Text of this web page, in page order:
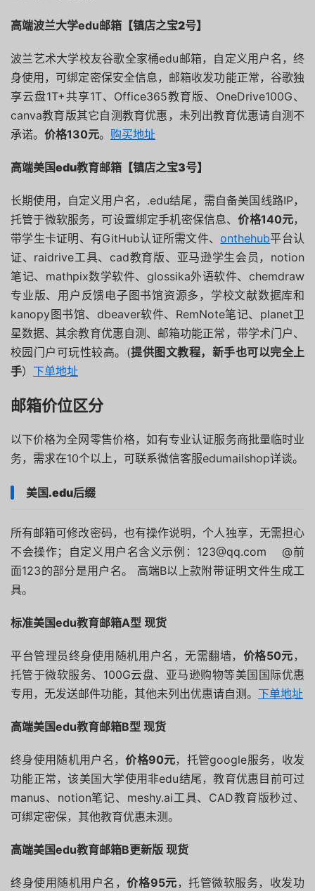
高端波兰大学edu邮箱 【镇店之宝2号】
波兰艺术大学校友谷歌全家桶edu邮箱，自定义用户名，终
身使用，可绑定密保安全信息，邮箱收发功能正常，谷歌独
享云盘1T+共享1T、Office365教育版、OneDrive100G、
canva教育版其它自测教育优惠，未列出教育优惠请自测不
承诺。 价格130元。 购买地址
高端美国edu教育邮箱 【镇店之宝3号】
长期使用，自定义用户名， .edu结尾， 需自备美国线路IP，
托管于微软服务，可设置绑定手机密保信息、价格140元，
带学生卡证明、有GitHub认证所需文件、onthehub平台认
证、raidrive工具、cad教育版、亚马逊学生会员，notion
笔记、mathpix数学软件、glossika外语软件、chemdraw
专业版、用户反馈电子图书馆资源多，学校文献数据库和
kanopy图书馆、dbeaver软件、RemNote笔记、planet卫
星数据、其余教育优惠自测、邮箱功能正常，带学术门户、
校园门户可玩性较高。(提供图文教程，新手也可以完全上
手） 下单地址
邮箱价位区分
以下价格为全网零售价格，如有专业认证服务商批量临时业
务，需求在10个以上，可联系微信客服edumailshop详谈。
美国.edu后缀
所有邮箱可修改密码，也有操作说明，个人独享，无需担心
不会操作；自定义用户名含义示例：123@qq.com @前
面123的部分是用户名。 高端B以上款附带证明文件生成工
具。
标准美国edu教育邮箱A型 现货
平台管理员终身使用随机用户名，无需翻墙， 价格50元 ，
托管于微软服务、100G云盘、亚马逊购物等美国国际优惠
专用，无发送邮件功能，其他未列出优惠请自测。 下单地址
高端美国edu教育邮箱B型 现货
终身使用随机用户名，价格90元，托管google服务，收发
功能正常，该美国大学使用非edu结尾，教育优惠目前可过
manus、notion笔记、meshy.ai工具、CAD教育版秒过、
可绑定密保，其他教育优惠未测。
高端美国edu教育邮箱B更新版 现货
终身使用随机用户名，价格95元 ，托管微软服务，收发功